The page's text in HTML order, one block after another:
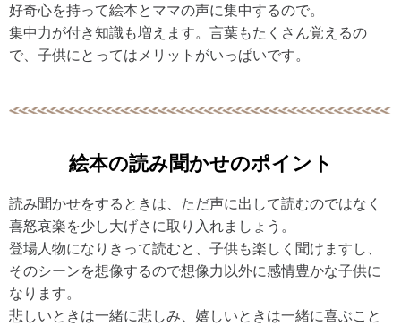
好奇心を持って絵本とママの声に集中するので。
集中力が付き知識も増えます。言葉もたくさん覚えるの
で、子供にとってはメリットがいっぱいです。
絵本の読み聞かせのポイント
読み聞かせをするときは、ただ声に出して読むのではなく
喜怒哀楽を少し大げさに取り入れましょう。
登場人物になりきって読むと、子供も楽しく聞けますし、
そのシーンを想像するので想像力以外に感情豊かな子供に
なります。
悲しいときは一緒に悲しみ、嬉しいときは一緒に喜ぶこと